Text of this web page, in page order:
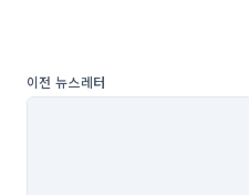
이전 뉴스레터